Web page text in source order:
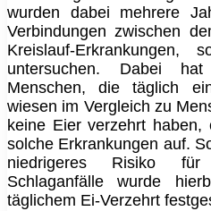
wurden dabei mehrere
Verbindungen zwischen
Kreislauf-Erkrankungen,
untersuchen. Dabei hat
Menschen, die täglich
wiesen im Vergleich zu
keine Eier verzehrt
solche Erkrankungen auf.
niedrigeres Risiko für
Schlaganfälle wurde
täglichem Ei-Verzehrt